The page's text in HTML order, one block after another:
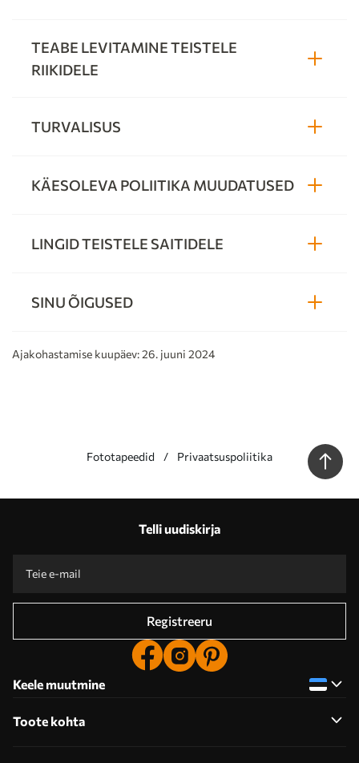
TEABE LEVITAMINE TEISTELE
RIIKIDELE
TURVALISUS
KÄESOLEVA POLIITIKA MUUDATUSED
LINGID TEISTELE SAITIDELE
SINU ÕIGUSED
Ajakohastamise kuupäev: 26. juuni 2024
Fototapeedid Privaatsuspoliitika
Telli uudiskirja
Registreeru
Keele muutmine
Toote kohta